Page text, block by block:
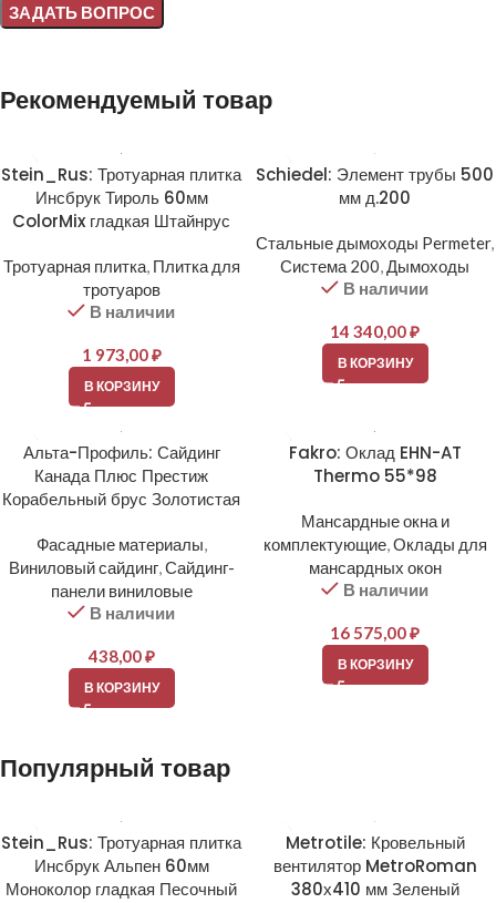
Рекомендуемый товар
Stein_Rus: Тротуарная плитка
Инсбрук Тироль 60мм
ColorMix гладкая Штайнрус
Тротуарная плитка, Плитка для
тротуаров
В наличии
1 973,00₽
В КОРЗИНУ
Schiedel: Элемент трубы 500
мм д.200
Стальные дымоходы Permeter,
Система 200,Дымоходы
В наличии
14 340,00₽
В КОРЗИНУ
Альта-Профиль: Сайдинг
Канада Плюс Престиж
Корабельный брус Золотистая
Фасадные материалы,
Виниловый сайдинг,Сайдинг-
панели виниловые
В наличии
438,00₽
В КОРЗИНУ
Fakro: Оклад EHN-AT
Thermo 55*98
Мансардные окна и
комплектующие,Оклады для
мансардных окон
В наличии
16 575,00₽
В КОРЗИНУ
Популярный товар
Stein_Rus: Тротуарная плитка
Инсбрук Альпен 60мм
Моноколор гладкая Песочный
Metrotile: Кровельный
вентилятор MetroRoman
380х410 мм Зеленый